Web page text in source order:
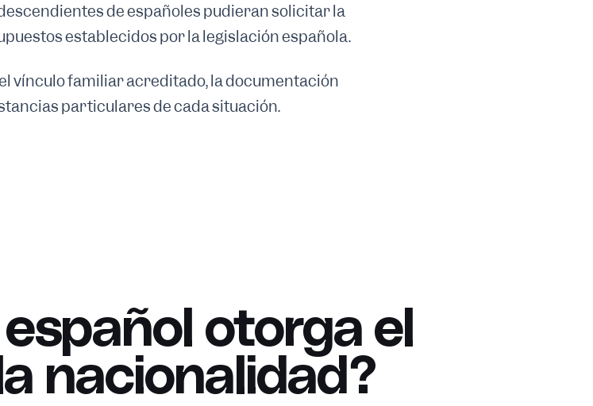
de españoles pudieran solicitar la
establecidos por la legislación española.
vínculo familiar acreditado, la documentación
particulares de cada situación.
otorga el
nacionalidad?